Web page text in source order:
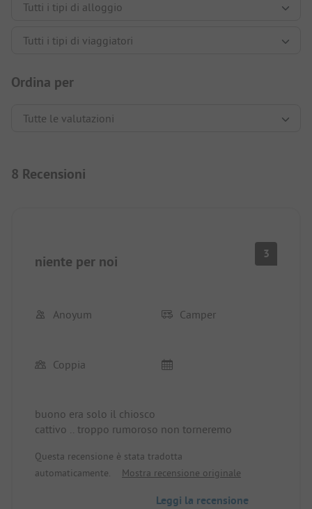
Ordina per
8 Recensioni
niente per noi 3
Anoyum Camper
Coppia
buono era solo il chiosco
cattivo .. troppo rumoroso non torneremo
Questa recensione è stata tradotta
automaticamente.
Mostra recensione originale
Leggi la recensione